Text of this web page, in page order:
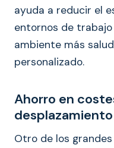
ayuda a reducir el
entornos de
ambiente más
personalizado.
Ahorro en
desplazamiento
Otro de los